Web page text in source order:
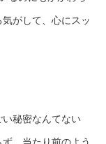
がして、心にスッ
秘密なんてない
、当たり前のよう